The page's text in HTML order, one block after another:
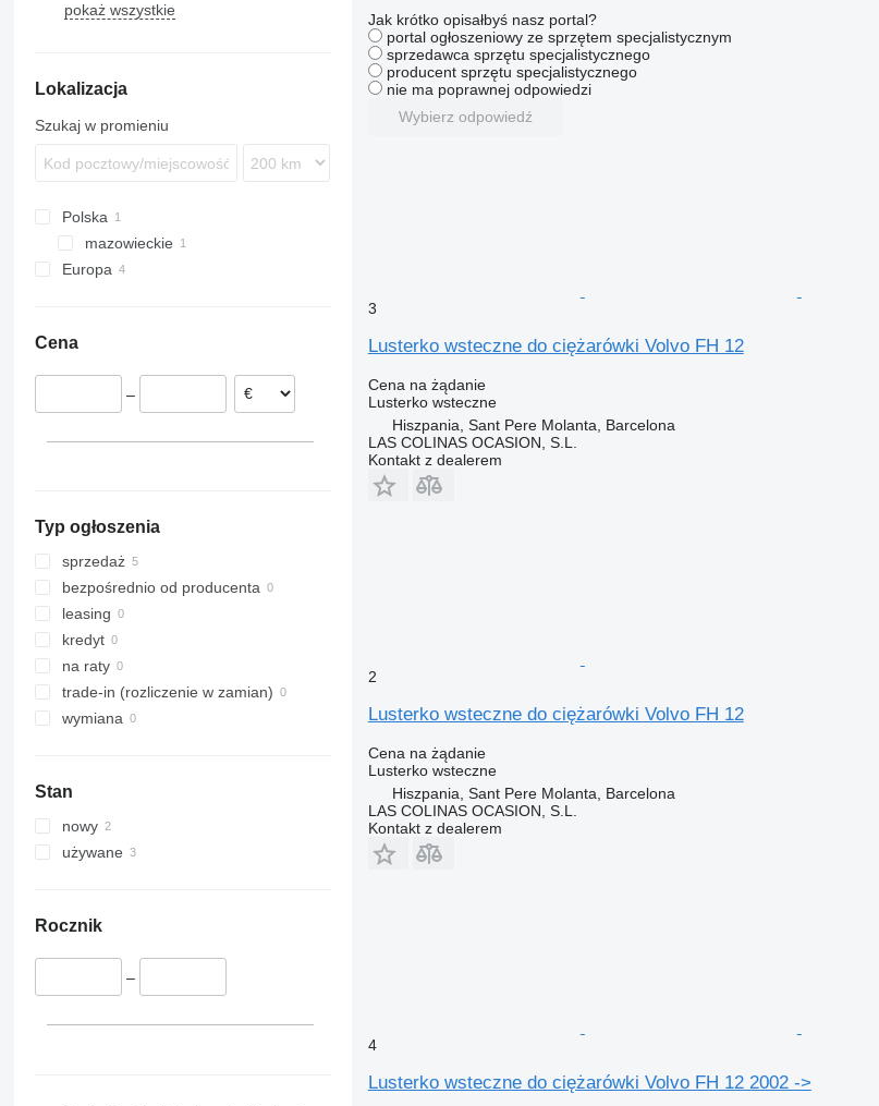
TGL
TGX
Axor
MB
Sprinter
Vito
Mascott
Midlum
Zoe
LT
FH
FL611
FM12
FMX
pokaż wszystkie
Lokalizacja
Szukaj w promieniu
Polska
mazowieckie
Wołomin
Europa
Cena
–
Typ ogłoszenia
sprzedaż
bezpośrednio od producenta
leasing
kredyt
na raty
trade-in (rozliczenie w zamian)
wymiana
Stan
nowy
używane
Rocznik
–
Jak krótko opisałbyś nasz portal?
portal ogłoszeniowy ze sprzętem specjalistycznym
sprzedawca sprzętu specjalistycznego
producent sprzętu specjalistycznego
nie ma poprawnej odpowiedzi
Wybierz odpowiedź
3
Lusterko wsteczne do ciężarówki Volvo FH 12
Cena na żądanie
Lusterko wsteczne
Hiszpania, Sant Pere Molanta, Barcelona
LAS COLINAS OCASION, S.L.
Kontakt z dealerem
2
Lusterko wsteczne do ciężarówki Volvo FH 12
Cena na żądanie
Lusterko wsteczne
Hiszpania, Sant Pere Molanta, Barcelona
LAS COLINAS OCASION, S.L.
Kontakt z dealerem
4
Lusterko wsteczne do ciężarówki Volvo FH 12 2002 ->